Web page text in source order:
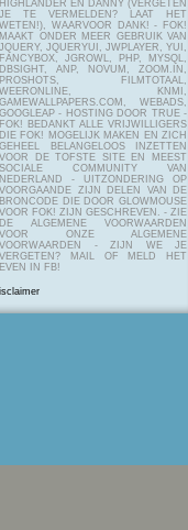
HIGHLANDER EN DANNY (VERGETEN
JE TE VERMELDEN? LAAT HET
WETEN!), WAARVOOR DANK! - FOK!
MAAKT ONDER MEER GEBRUIK VAN
JQUERY, JQUERYUI, JWPLAYER, YUI,
FANCYBOX, JGROWL, PHP, MYSQL,
DBSIGHT, ANP, NOVUM, ZOOM.IN,
PROSHOTS, FILMTOTAAL,
WEERONLINE, KNMI,
GAMEWALLPAPERS.COM, WEBADS,
GOOGLEAP - HOSTING DOOR TRUE -
FOK! BEDANKT ALLE VRIJWILLIGERS
DIE FOK! MOGELIJK MAKEN EN ZICH
GEHEEL BELANGELOOS INZETTEN
VOOR DE TOFSTE SITE EN MEEST
SOCIALE COMMUNITY VAN
NEDERLAND - UITZONDERING OP
VOORGAANDE ZIJN DELEN VAN DE
BRONCODE DIE DOOR GLOWMOUSE
VOOR FOK! ZIJN GESCHREVEN. - ZIE
DE ALGEMENE VOORWAARDEN
VOOR ONZE ALGEMENE
VOORWAARDEN - ZIJN WE JE
VERGETEN? MAIL OF MELD HET
EVEN IN FB!